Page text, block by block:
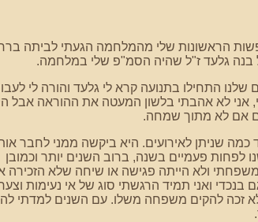
הראשונות שלי מהמלחמה הגעתי לביתה
בנה גלעד ז"ל שהיה הסמ"פ שלי במלחמה.
דקות לפני שהנגמשים שלנו התחילו בתנועה קרא לי גלעד והורה לי
אני לא אהבתי בלשון המעטה את ההוראה אבל
אם לא מתוך שמחה.
שניתן לאירועים. היא ביקשה ממני לחבר
לפחות פעמיים בשנה, ברוב השנים יותר וכמובן
ולא הייתה פגישה או שיחה שלא הזכירה
ואני תמיד הרגשתי סוג של אי נעימות
זכה להקים משפחה משלו. עם השנים למדתי